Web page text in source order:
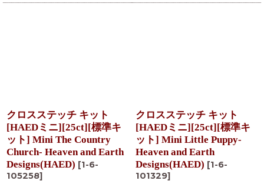
クロスステッチ キット
[HAEDミニ][25ct][標準キ
ット] Mini The Country
Church- Heaven and Earth
Designs(HAED) [1-6-
105258]
クロスステッチ キット
[HAEDミニ][25ct][標準キ
ット] Mini Little Puppy-
Heaven and Earth
Designs(HAED) [1-6-
101329]